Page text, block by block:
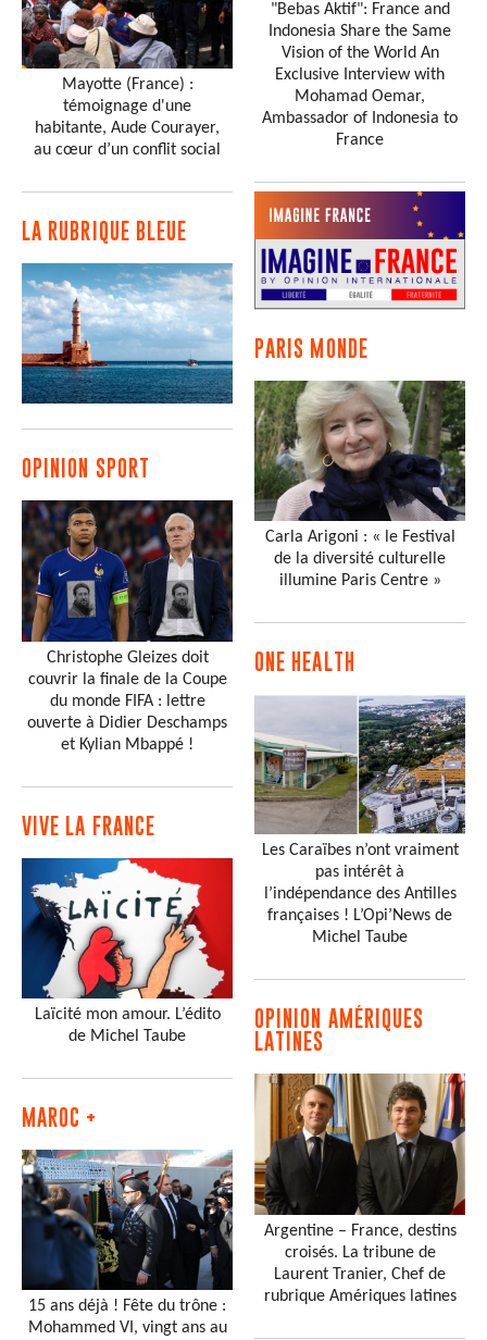
Mayotte (France) :
témoignage d'une
habitante, Aude Courayer,
au cœur d’un conflit social
LA RUBRIQUE BLEUE
OPINION SPORT
Christophe Gleizes doit
couvrir la finale de la Coupe
du monde FIFA : lettre
ouverte à Didier Deschamps
et Kylian Mbappé !
VIVE LA FRANCE
Laïcité mon amour. L’édito
de Michel Taube
MAROC +
15 ans déjà ! Fête du trône :
Mohammed VI, vingt ans au
"Bebas Aktif": France and
Indonesia Share the Same
Vision of the World An
Exclusive Interview with
Mohamad Oemar,
Ambassador of Indonesia to
France
PARIS MONDE
Carla Arigoni : « le Festival
de la diversité culturelle
illumine Paris Centre »
ONE HEALTH
Les Caraïbes n’ont vraiment
pas intérêt à
l’indépendance des Antilles
françaises ! L’Opi’News de
Michel Taube
OPINION AMÉRIQUES
LATINES
Argentine – France, destins
croisés. La tribune de
Laurent Tranier, Chef de
rubrique Amériques latines